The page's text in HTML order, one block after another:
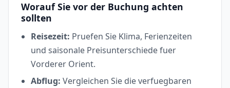
Worauf Sie vor der Buchung achten
sollten
Reisezeit: Pruefen Sie Klima, Ferienzeiten
und saisonale Preisunterschiede fuer
Vorderer Orient.
Abflug: Vergleichen Sie die verfuegbaren